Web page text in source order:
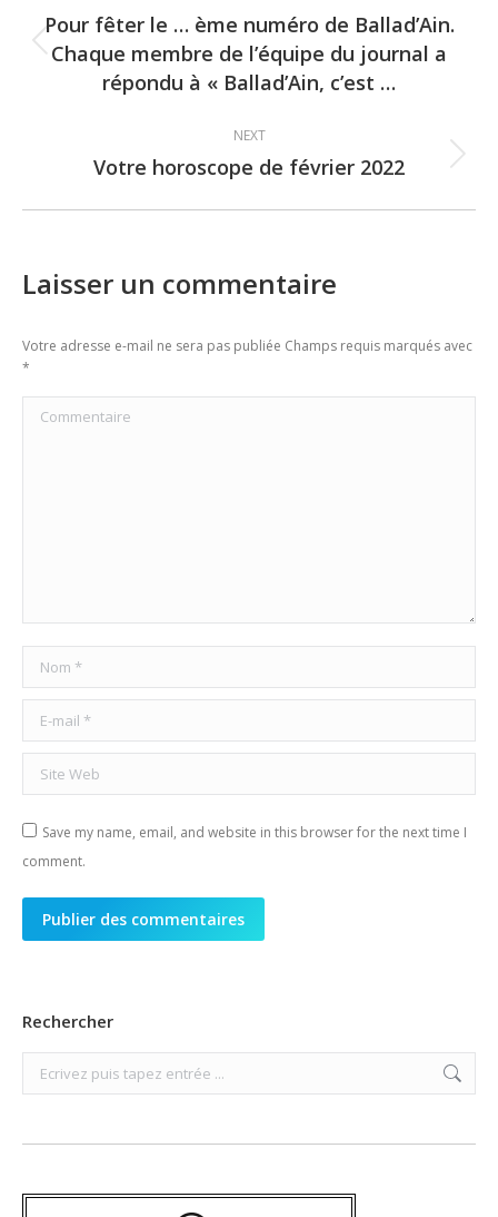
navigation
Previous
post:
Pour fêter le … ème numéro de Ballad’Ain.
Chaque membre de l’équipe du journal a
répondu à « Ballad’Ain, c’est …
NEXT
Next
Votre horoscope de février 2022
Laisser un commentaire
Votre adresse e-mail ne sera pas publiée Champs requis marqués avec
*
Commentaire
Nom *
E-mail *
Site Web
Save my name, email, and website in this browser for the next time I
comment.
Publier des commentaires
Rechercher
Search: